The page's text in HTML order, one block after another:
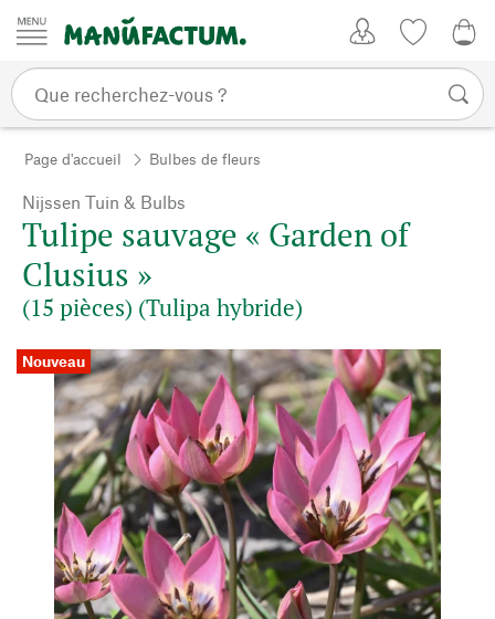
Passer au contenu
Page d'accueil Bulbes de fleurs
Nijssen Tuin & Bulbs
Tulipe sauvage « Garden of
Clusius »
(15 pièces) (Tulipa hybride)
Nouveau